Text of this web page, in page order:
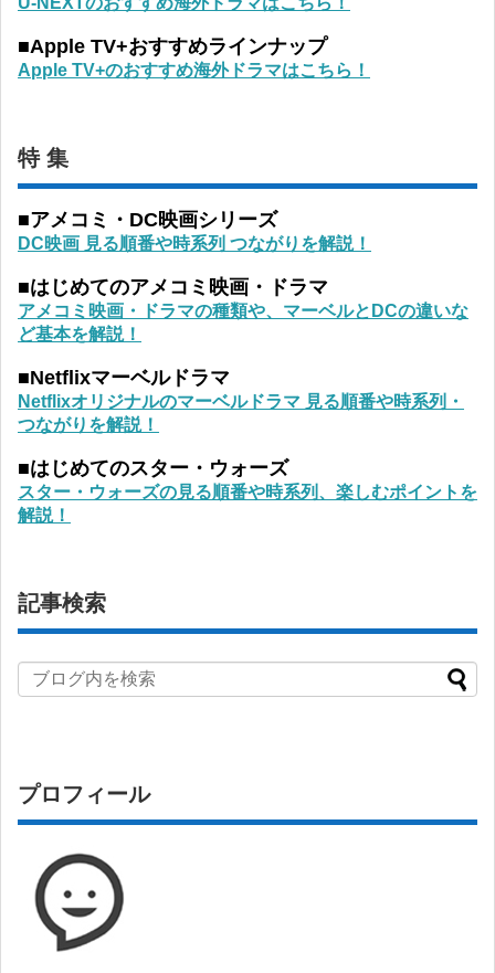
■Apple TV+おすすめラインナップ
Apple TV+のおすすめ海外ドラマはこちら！
特 集
■アメコミ・DC映画シリーズ
DC映画 見る順番や時系列 つながりを解説！
■はじめてのアメコミ映画・ドラマ
アメコミ映画・ドラマの種類や、マーベルとDCの違いな
ど基本を解説！
■Netflixマーベルドラマ
Netflixオリジナルのマーベルドラマ 見る順番や時系列・
つながりを解説！
■はじめてのスター・ウォーズ
スター・ウォーズの見る順番や時系列、楽しむポイントを
解説！
記事検索
プロフィール